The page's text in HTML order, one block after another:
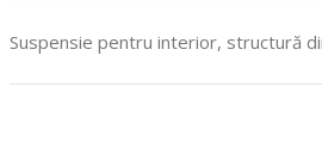
Suspensie pentru interior, structură